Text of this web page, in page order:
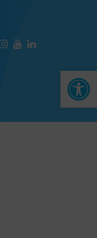
Abrir